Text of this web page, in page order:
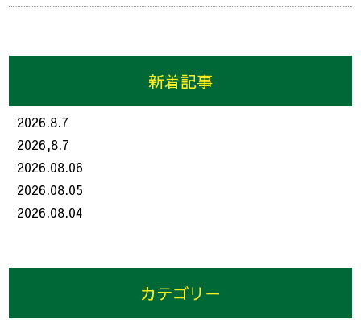
新着記事
2026.8.7
2026,8.7
2026.08.06
2026.08.05
2026.08.04
カテゴリー